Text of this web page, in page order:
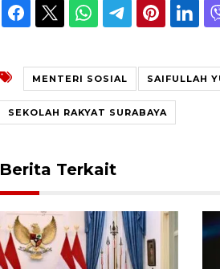
MENTERI SOSIAL SAIFULLAH
SEKOLAH RAKYAT SURABAYA
Berita Terkait